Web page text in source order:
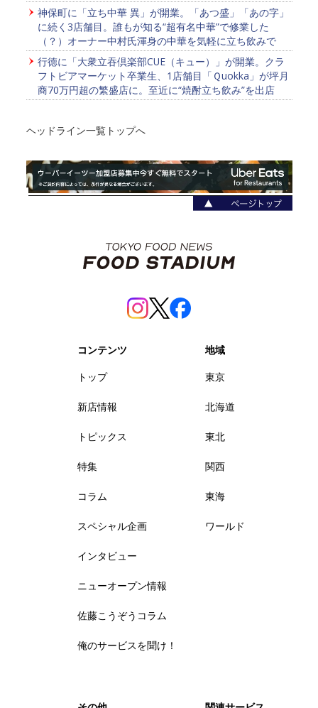
神保町に「立ち中華 異」が開業。「あつ盛」「あの字」
に続く3店舗目。誰もが知る“超有名中華”で修業した
（？）オーナー中村氏渾身の中華を気軽に立ち飲みで
行徳に「大衆立吞倶楽部CUE（キュー）」が開業。クラ
フトビアマーケット卒業生、1店舗目「Ｑuokka」が坪月
商70万円超の繁盛店に。至近に“焼酎立ち飲み”を出店
ヘッドライン一覧トップへ
コンテンツ
トップ
新店情報
トピックス
特集
コラム
スペシャル企画
インタビュー
ニューオープン情報
佐藤こうぞうコラム
俺のサービスを聞け！
地域
東京
北海道
東北
関西
東海
ワールド